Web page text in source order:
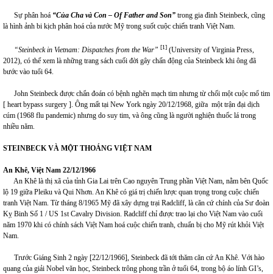
Sự phân hoá “Của Cha và Con – Of Father and Son” trong gia đình Steinbeck, cũng
là hình ảnh bi kịch phân hoá của nước Mỹ trong suốt cuộc chiến tranh Việt Nam.
“Steinbeck in Vietnam: Dispatches from the War” [1] (University of Virginia Press,
2012), có thể xem là những trang sách cuối đời gây chấn động của Steinbeck khi ông đã
bước vào tuổi 64.
John Steinbeck được chẩn đoán có bệnh nghẽn mạch tim nhưng từ chối một cuộc mổ tim
[ heart bypass surgery ]. Ông mất tại New York ngày 20/12/1968, giữa một trận đại dịch
cúm (1968 flu pandemic) nhưng do suy tim, và ông cũng là người nghiện thuốc lá trong
nhiều năm.
STEINBECK VÀ MỘT THOÁNG VIỆT NAM
An Khê, Việt Nam 22/12/1966
An Khê là thị xã của tỉnh Gia Lai trên Cao nguyên Trung phần Việt Nam, nằm bên Quốc
lộ 19 giữa Pleiku và Qui Nhơn. An Khê có giá trị chiến lược quan trọng trong cuộc chiến
tranh Việt Nam. Từ tháng 8/1965 Mỹ đã xây dựng trại Radcliff, là căn cứ chính của Sư đoàn
Kỵ Binh Số 1 / US 1st Cavalry Division. Radcliff chỉ được trao lại cho Việt Nam vào cuối
năm 1970 khi có chính sách Việt Nam hoá cuộc chiến tranh, chuẩn bị cho Mỹ rút khỏi Việt
Nam.
Trước Giáng Sinh 2 ngày [22/12/1966], Steinbeck đã tới thăm căn cứ An Khê. Với hào
quang của giải Nobel văn học, Steinbeck trông phong trần ở tuổi 64, trong bộ áo lính GI’s,